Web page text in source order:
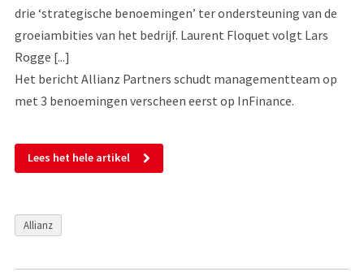
drie ‘strategische benoemingen’ ter ondersteuning van de
groeiambities van het bedrijf. Laurent Floquet volgt Lars
Rogge [...]
Het bericht Allianz Partners schudt managementteam op
met 3 benoemingen verscheen eerst op InFinance.
Lees het hele artikel
Allianz